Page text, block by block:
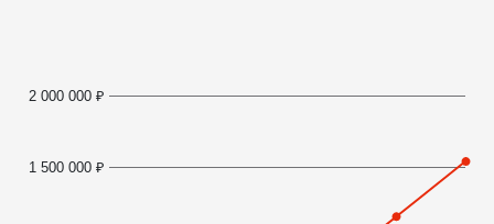
1 500 000 ₽
2 000 000 ₽